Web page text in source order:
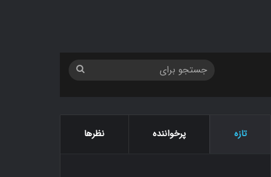
تازه پرخواننده نظرها